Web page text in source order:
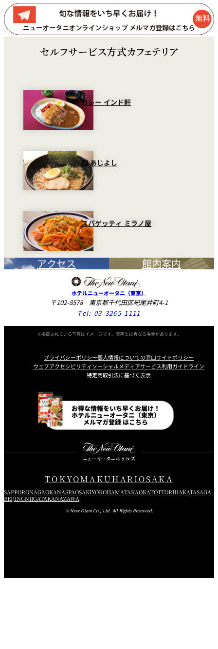
セルフサービス方式カフェテリア
カレー インド軒
麺 あじよし
スパゲッティ ミラノ屋
アクセス 館内案内
ホテルニューオータニ（東京）
〒102-8578 東京都千代田区紀尾井町4-1
Tel: 03-3265-1111
※掲載されている写真はイメージです。実際とは異なる場合があります。
プライバシーポリシー個人情報についての窓口サイトポリシー
ウェブアクセシビリティソーシャルメディアサービス利用ガイドライン
特定商取引法に基づく表示
お得な情報をいち早くお届け！
ホテルニューオータニ（東京）
メルマガ登録 はこちら
TOKYOMAKUHARIOSAKA
SAPPORONAGAOKANASPAOSAKIYOKOHAMATAKAOKATOTTORIHAKATASAGA
BEIJINGNIIGATAKANAZAWA
© New Otani Co., Ltd. All Rights Reserved.